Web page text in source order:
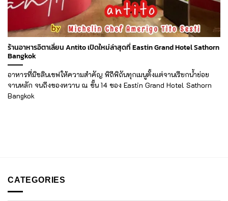
ร้านอาหารอิตาเลี่ยน Antito เปิดใหม่ล่าสุดที่ Eastin Grand Hotel Sathorn
Bangkok
อาหารที่มิชลินเชฟให้ความสำคัญ พิถีพิถันทุกเมนูตั้งแต่จานเรียกน้ำย่อย
จานหลัก จนถึงของหวาน ณ ชั้น 14 ของ Eastin Grand Hotel Sathorn
Bangkok
CATEGORIES